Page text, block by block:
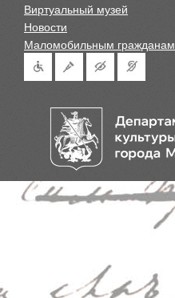
Виртуальный музей
Новости
Маломобильным гражданам